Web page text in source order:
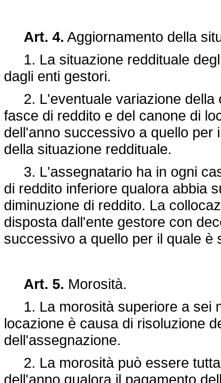
Art. 4. Aggiornamento della
1. La situazione reddituale
dagli enti gestori.
2. L'eventuale variazione della
fasce di reddito e del canone di
dell'anno successivo a quello per
della situazione reddituale.
3. L'assegnatario ha in ogni
di reddito inferiore qualora abbia
diminuzione di reddito. La
disposta dall'ente gestore con
successivo a quello per il quale
Art. 5. Morosità.
1. La morosità superiore a sei
locazione è causa di risoluzione
dell'assegnazione.
2. La morosità può essere
dell'anno qualora il pagamento